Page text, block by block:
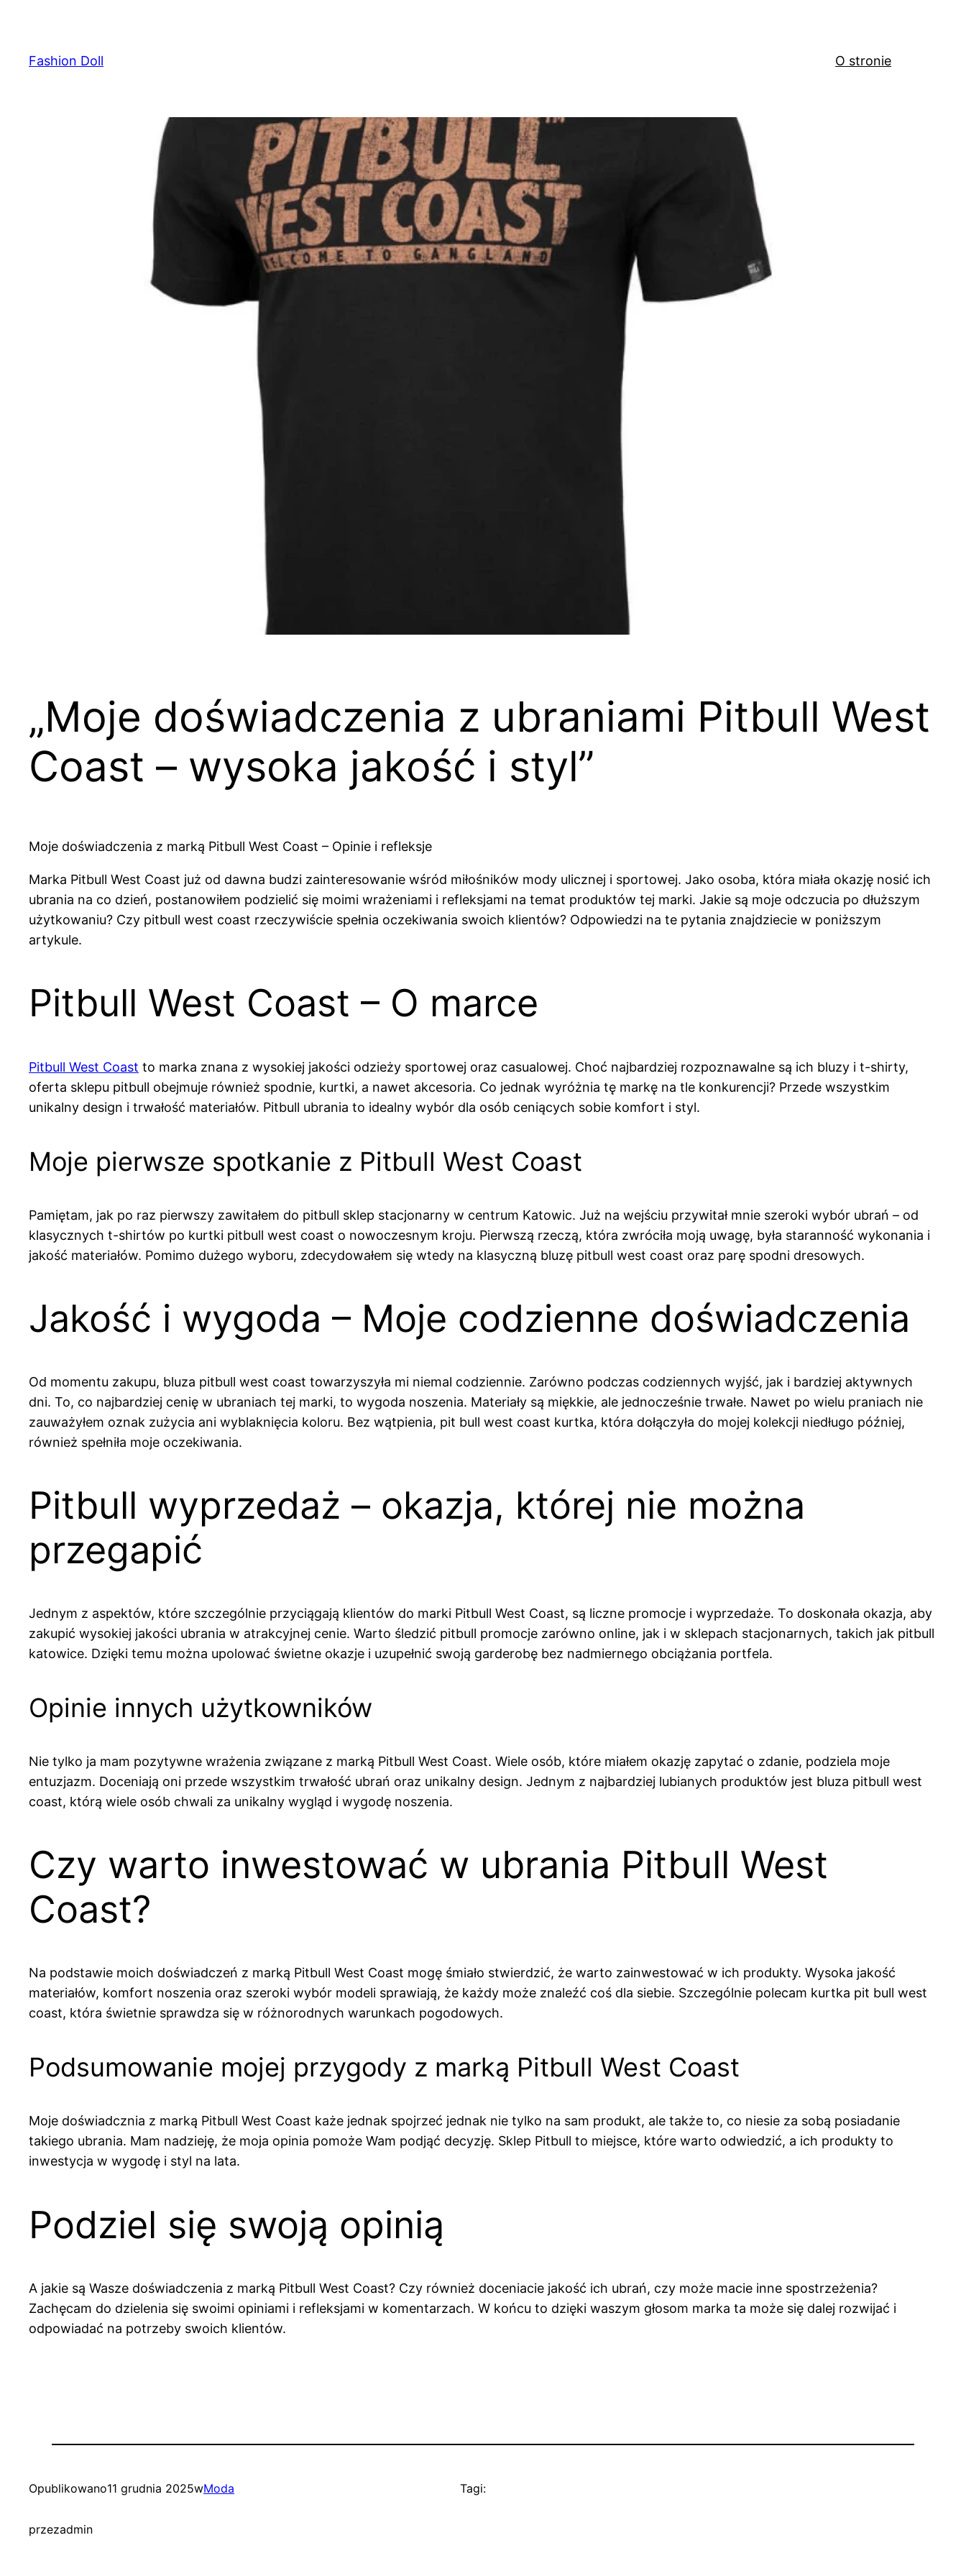
treściFashion Doll O stronie
„Moje doświadczenia z ubraniami Pitbull West
Coast – wysoka jakość i styl”
Moje doświadczenia z marką Pitbull West Coast – Opinie i refleksje
Marka Pitbull West Coast już od dawna budzi zainteresowanie wśród miłośników mody ulicznej i sportowej. Jako osoba, która miała okazję nosić ich
ubrania na co dzień, postanowiłem podzielić się moimi wrażeniami i refleksjami na temat produktów tej marki. Jakie są moje odczucia po dłuższym
użytkowaniu? Czy pitbull west coast rzeczywiście spełnia oczekiwania swoich klientów? Odpowiedzi na te pytania znajdziecie w poniższym
artykule.
Pitbull West Coast – O marce
Pitbull West Coast to marka znana z wysokiej jakości odzieży sportowej oraz casualowej. Choć najbardziej rozpoznawalne są ich bluzy i t-shirty,
oferta sklepu pitbull obejmuje również spodnie, kurtki, a nawet akcesoria. Co jednak wyróżnia tę markę na tle konkurencji? Przede wszystkim
unikalny design i trwałość materiałów. Pitbull ubrania to idealny wybór dla osób ceniących sobie komfort i styl.
Moje pierwsze spotkanie z Pitbull West Coast
Pamiętam, jak po raz pierwszy zawitałem do pitbull sklep stacjonarny w centrum Katowic. Już na wejściu przywitał mnie szeroki wybór ubrań – od
klasycznych t-shirtów po kurtki pitbull west coast o nowoczesnym kroju. Pierwszą rzeczą, która zwróciła moją uwagę, była staranność wykonania i
jakość materiałów. Pomimo dużego wyboru, zdecydowałem się wtedy na klasyczną bluzę pitbull west coast oraz parę spodni dresowych.
Jakość i wygoda – Moje codzienne doświadczenia
Od momentu zakupu, bluza pitbull west coast towarzyszyła mi niemal codziennie. Zarówno podczas codziennych wyjść, jak i bardziej aktywnych
dni. To, co najbardziej cenię w ubraniach tej marki, to wygoda noszenia. Materiały są miękkie, ale jednocześnie trwałe. Nawet po wielu praniach nie
zauważyłem oznak zużycia ani wyblaknięcia koloru. Bez wątpienia, pit bull west coast kurtka, która dołączyła do mojej kolekcji niedługo później,
również spełniła moje oczekiwania.
Pitbull wyprzedaż – okazja, której nie można
przegapić
Jednym z aspektów, które szczególnie przyciągają klientów do marki Pitbull West Coast, są liczne promocje i wyprzedaże. To doskonała okazja, aby
zakupić wysokiej jakości ubrania w atrakcyjnej cenie. Warto śledzić pitbull promocje zarówno online, jak i w sklepach stacjonarnych, takich jak pitbull
katowice. Dzięki temu można upolować świetne okazje i uzupełnić swoją garderobę bez nadmiernego obciążania portfela.
Opinie innych użytkowników
Nie tylko ja mam pozytywne wrażenia związane z marką Pitbull West Coast. Wiele osób, które miałem okazję zapytać o zdanie, podziela moje
entuzjazm. Doceniają oni przede wszystkim trwałość ubrań oraz unikalny design. Jednym z najbardziej lubianych produktów jest bluza pitbull west
coast, którą wiele osób chwali za unikalny wygląd i wygodę noszenia.
Czy warto inwestować w ubrania Pitbull West
Coast?
Na podstawie moich doświadczeń z marką Pitbull West Coast mogę śmiało stwierdzić, że warto zainwestować w ich produkty. Wysoka jakość
materiałów, komfort noszenia oraz szeroki wybór modeli sprawiają, że każdy może znaleźć coś dla siebie. Szczególnie polecam kurtka pit bull west
coast, która świetnie sprawdza się w różnorodnych warunkach pogodowych.
Podsumowanie mojej przygody z marką Pitbull West Coast
Moje doświadcznia z marką Pitbull West Coast każe jednak spojrzeć jednak nie tylko na sam produkt, ale także to, co niesie za sobą posiadanie
takiego ubrania. Mam nadzieję, że moja opinia pomoże Wam podjąć decyzję. Sklep Pitbull to miejsce, które warto odwiedzić, a ich produkty to
inwestycja w wygodę i styl na lata.
Podziel się swoją opinią
A jakie są Wasze doświadczenia z marką Pitbull West Coast? Czy również doceniacie jakość ich ubrań, czy może macie inne spostrzeżenia?
Zachęcam do dzielenia się swoimi opiniami i refleksjami w komentarzach. W końcu to dzięki waszym głosom marka ta może się dalej rozwijać i
odpowiadać na potrzeby swoich klientów.
Opublikowano11 grudnia 2025wModa
przezadmin
Tagi: